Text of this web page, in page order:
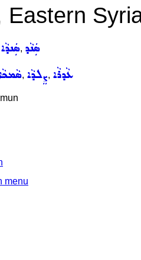
Eastern
ܣܲܢܕܵܐ, ܣܲܢܵܕ
, ܨܸܠܕܵܐ, ܥܵܕܪܵܐ
menu